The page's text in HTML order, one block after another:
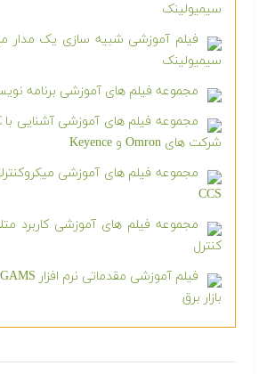
سیمیولینک
سیمیولینک
مجموعه فیلم های آموزشی برنامه
شرکت های Omron و Keyence
CCS
مجموعه فیلم های آموزشی کاربرد
کنترل
بازار برق